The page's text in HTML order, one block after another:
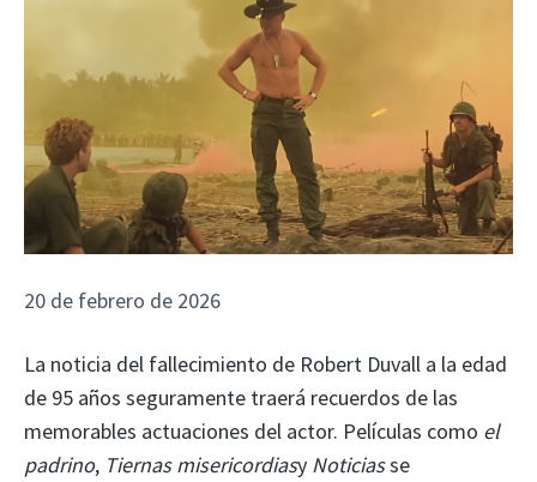
20 de febrero de 2026
La noticia del fallecimiento de Robert Duvall a la edad
de 95 años seguramente traerá recuerdos de las
memorables actuaciones del actor. Películas como el
padrino, Tiernas misericordiasy Noticiasse